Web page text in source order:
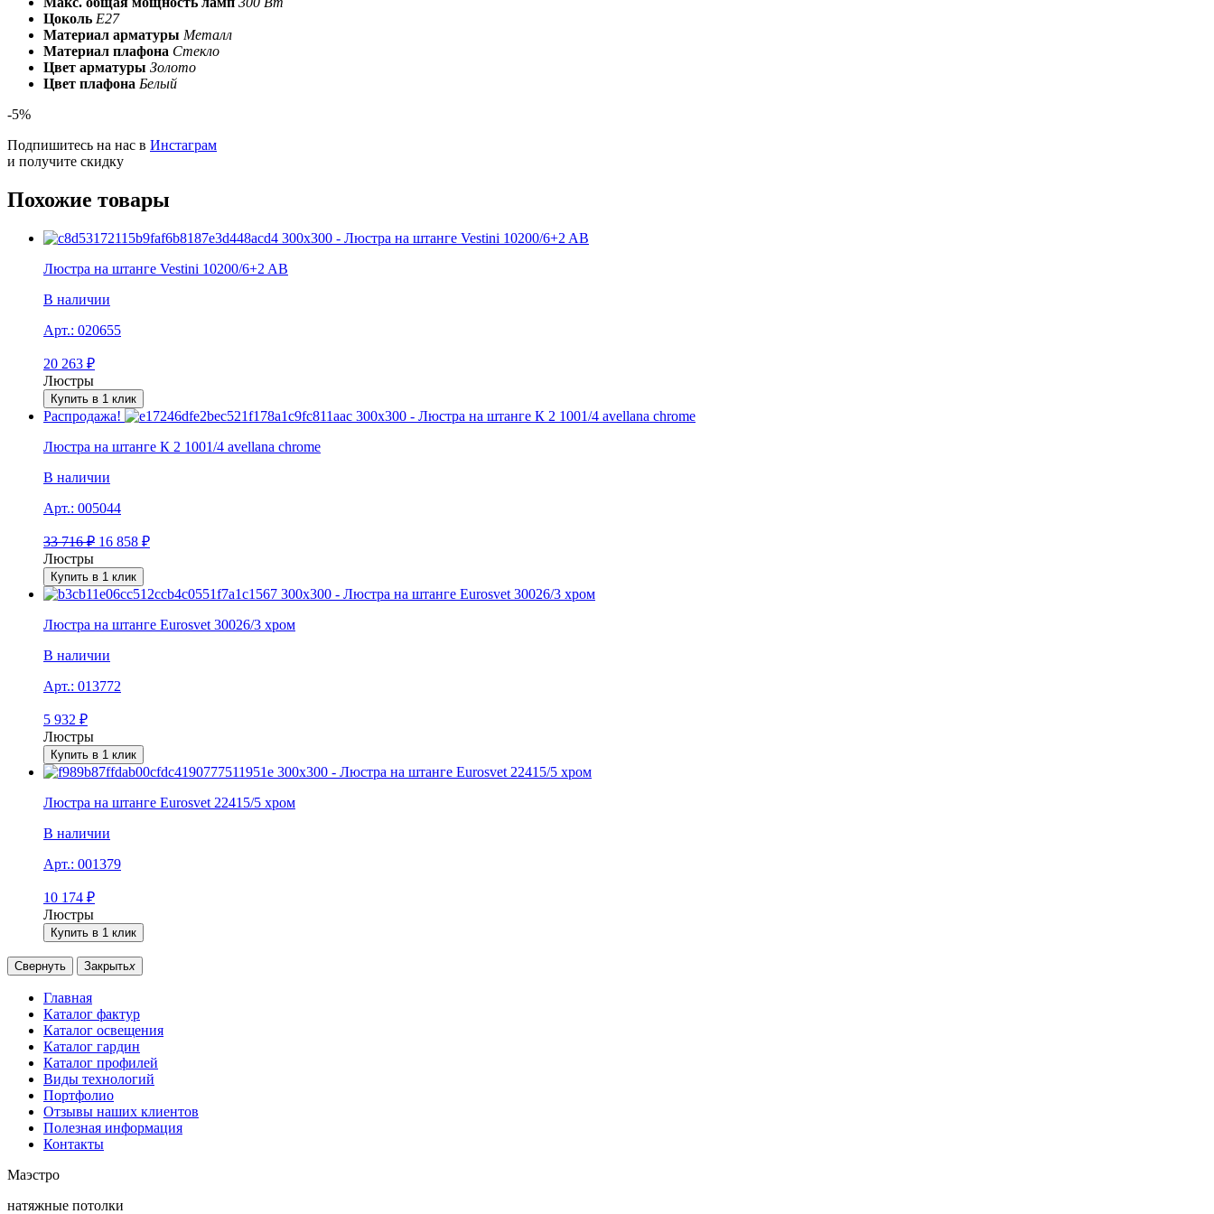
Цоколь E27
Материал арматуры Металл
Материал плафона Стекло
Цвет арматуры Золото
Цвет плафона Белый
-5%
Подпишитесь на нас в Инстаграм
и получите скидку
Похожие товары
Люстра на штанге Vestini 10200/6+2 AB
В наличии
Арт.: 020655
20 263 ₽
Люстры
Купить в 1 клик
Распродажа!
Люстра на штанге К 2 1001/4 avellana chrome
В наличии
Арт.: 005044
33 716₽ 16 858 ₽
Люстры
Купить в 1 клик
Люстра на штанге Eurosvet 30026/3 хром
В наличии
Арт.: 013772
5 932 ₽
Люстры
Купить в 1 клик
Люстра на штанге Eurosvet 22415/5 хром
В наличии
Арт.: 001379
10 174 ₽
Люстры
Купить в 1 клик
Свернуть Закрытьx
Главная
Каталог фактур
Каталог освещения
Каталог гардин
Каталог профилей
Виды технологий
Портфолио
Отзывы наших клиентов
Полезная информация
Контакты
Маэстро
натяжные потолки